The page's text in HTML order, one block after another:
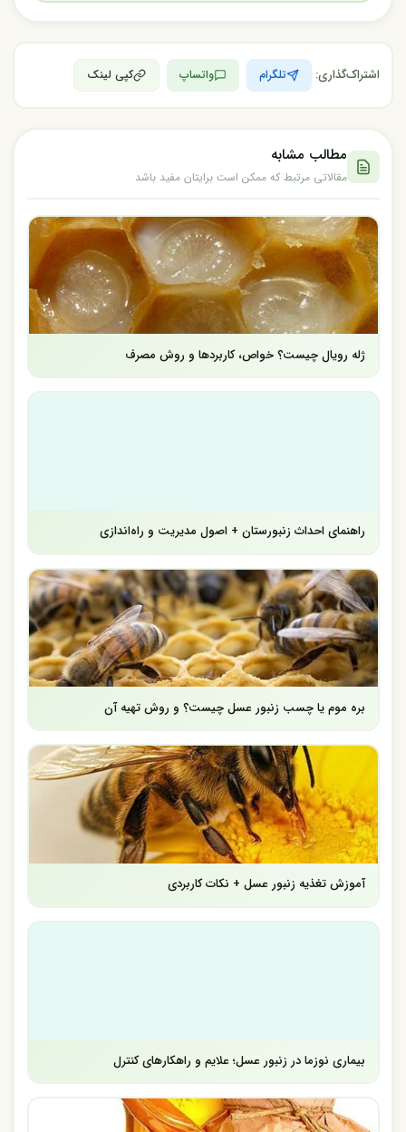
اشتراک‌گذاری: تلگرام واتساپ کپی لینک
مطالب مشابه
مقالاتی مرتبط که ممکن است برایتان مفید باشد
ژله رویال چیست؟ خواص، کاربردها و روش مصرف
راهنمای احداث زنبورستان + اصول مدیریت و راه‌اندازی
بره موم یا چسب زنبور عسل چیست؟ و روش تهیه آن
آموزش تغذیه زنبور عسل + نکات کاربردی
بیماری نوزما در زنبور عسل؛ علایم و راهکارهای کنترل